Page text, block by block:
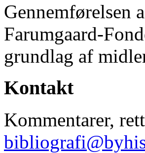
Gennemførelsen
Farumgaard-
grundlag af
Kontakt
Kommentarer,